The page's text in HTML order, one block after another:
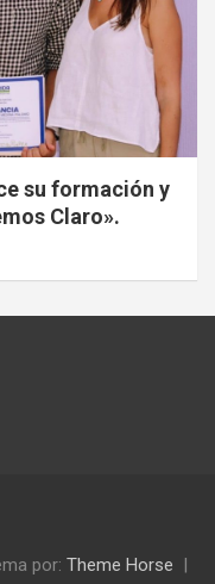
su formación y
Claro».
por: Theme Horse